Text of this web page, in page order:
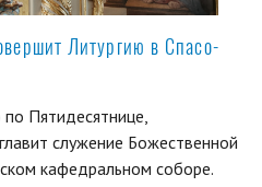
Литургию в Спасо-
Пятидесятнице,
служение Божественной
кафедральном соборе.